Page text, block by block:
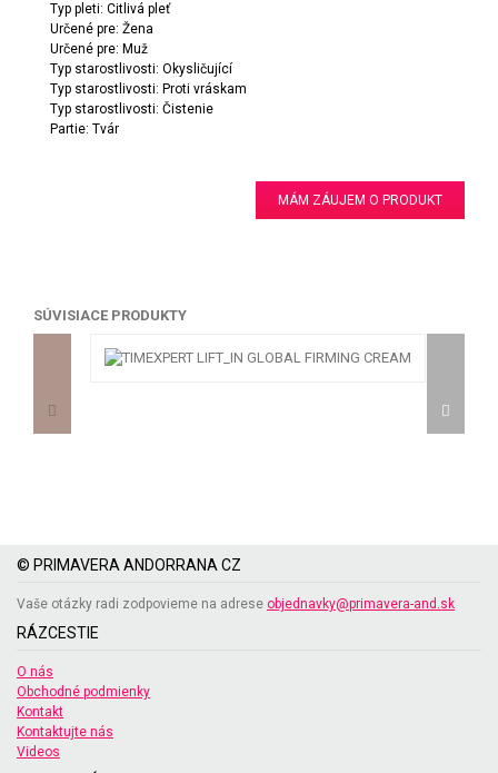
Typ pleti: Citlivá pleť
Určené pre: Žena
Určené pre: Muž
Typ starostlivosti: Okysličující
Typ starostlivosti: Proti vráskam
Typ starostlivosti: Čistenie
Partie: Tvár
MÁM ZÁUJEM O PRODUKT
SÚVISIACE PRODUKTY
© PRIMAVERA ANDORRANA CZ
Vaše otázky radi zodpovieme na adrese objednavky@primavera-and.sk
RÁZCESTIE
O nás
Obchodné podmienky
Kontakt
Kontaktujte nás
Videos